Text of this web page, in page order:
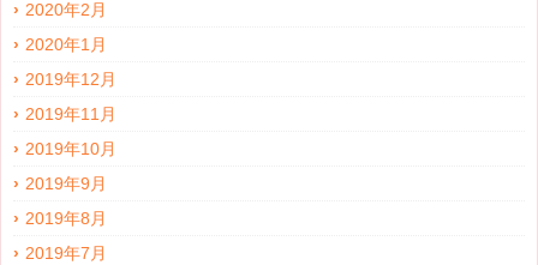
2020年2月
2020年1月
2019年12月
2019年11月
2019年10月
2019年9月
2019年8月
2019年7月